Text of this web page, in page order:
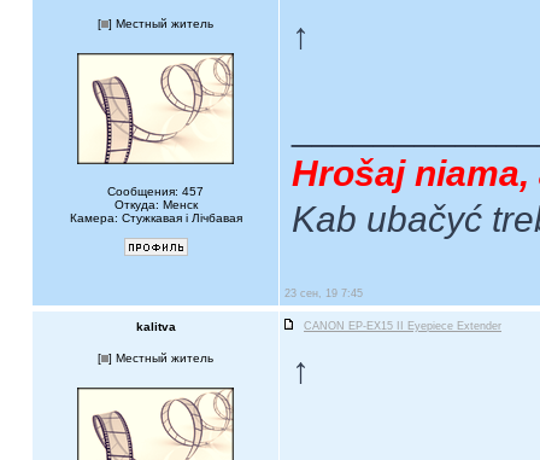
[ ] Местный житель
Сообщения: 457
Откуда: Менск
Камера: Стужкавая i Лічбавая
↑
Hrošaj
Kab ubačyć
23 сен, 19 7:45
kalitva CANON EP-EX15 II Eyepiece Extender
[ ] Местный житель ↑